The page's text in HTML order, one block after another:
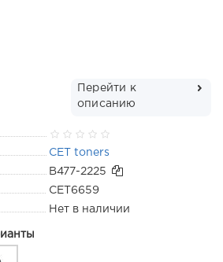
Перейти к
описанию
CET toners
B477-2225
CET6659
Нет в наличии